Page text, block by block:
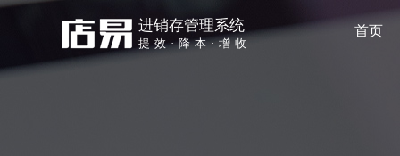
进销存管理系统
提效·降本·增收
首页